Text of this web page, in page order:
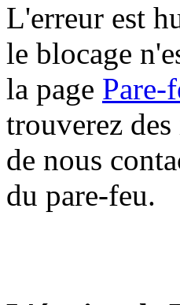
L'erreur est
le blocage
la page Pare-
trouverez
de nous
du pare-feu.